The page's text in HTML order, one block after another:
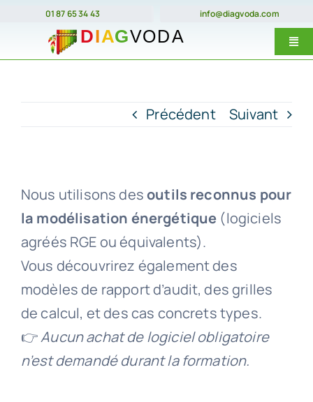
contenu
E-
01 87 65 34 43 info@diagvoda.com
Précédent Suivant
Nous utilisons desoutils reconnus pour
la modélisation énergétique (logiciels
agréés RGE ou équivalents).
Vous découvrirez également des
modèles de rapport d’audit, des grilles
de calcul, et des cas concrets types.
👉Aucun achat de logiciel obligatoire
n’est demandé durant la formation.